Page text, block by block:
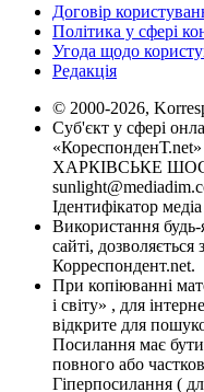
Договір
Політика у сфері
Угода щодо
Редакція
© 2000-2026,
Суб'єкт у сфері
ХАРКІВСЬКЕ ШОСЕ,
Ідентифікатор
Використання будь-
сайті,
Корреспондент.net.
При копіюванні
і світу» , для
відкрите для
Посилання має бути
повного або
Гіперпосилання (